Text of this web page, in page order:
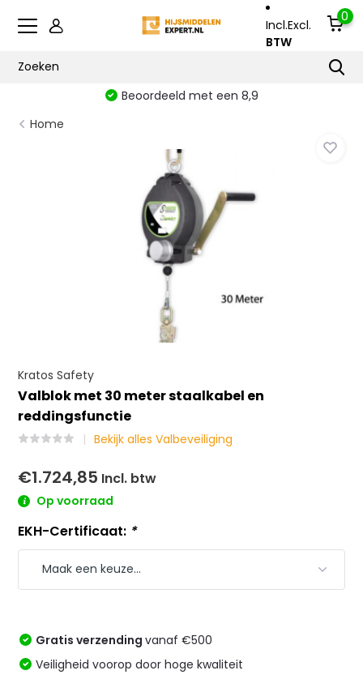
Incl.Excl.
BTW
0
Beoordeeld met een 8,9
Home
Kratos Safety
Valblok met 30 meter staalkabel en
reddingsfunctie
Bekijk alles Valbeveiliging
€1.724,85 Incl. btw
Op voorraad
EKH-Certificaat: *
Gratis verzendingvanaf €500
Veiligheid voorop door hoge kwaliteit